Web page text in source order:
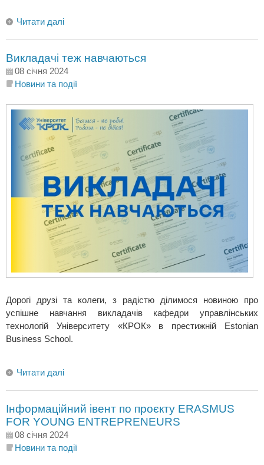
Читати далі
Викладачі теж навчаються
08 січня 2024
Новини та події
Дорогі друзі та колеги, з радістю ділимося новиною про
успішне навчання викладачів кафедри управлінських
технологій Університету «КРОК» в престижній Estonian
Business School.
Читати далі
Інформаційний івент по проєкту ERASMUS
FOR YOUNG ENTREPRENEURS
08 січня 2024
Новини та події